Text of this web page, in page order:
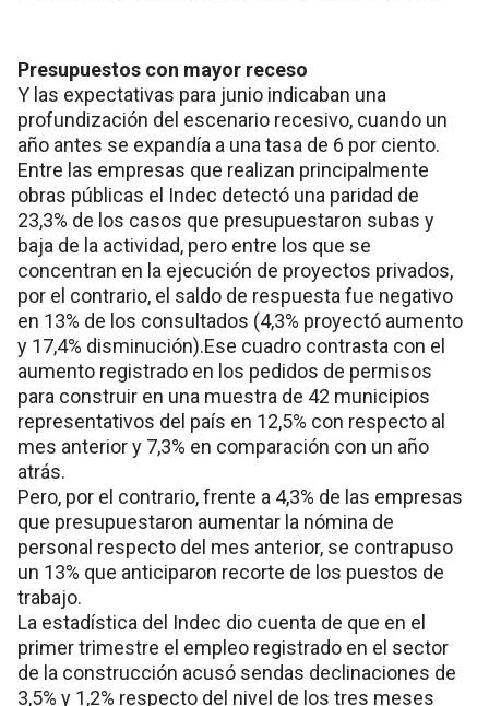
Presupuestos con mayor receso
Y las expectativas para junio indicaban una
profundización del escenario recesivo, cuando un
año antes se expandía a una tasa de 6 por ciento.
Entre las empresas que realizan principalmente
obras públicas el Indec detectó una paridad de
23,3% de los casos que presupuestaron subas y
baja de la actividad, pero entre los que se
concentran en la ejecución de proyectos privados,
por el contrario, el saldo de respuesta fue negativo
en 13% de los consultados (4,3% proyectó aumento
y 17,4% disminución).Ese cuadro contrasta con el
aumento registrado en los pedidos de permisos
para construir en una muestra de 42 municipios
representativos del país en 12,5% con respecto al
mes anterior y 7,3% en comparación con un año
atrás.
Pero, por el contrario, frente a 4,3% de las empresas
que presupuestaron aumentar la nómina de
personal respecto del mes anterior, se contrapuso
un 13% que anticiparon recorte de los puestos de
trabajo.
La estadística del Indec dio cuenta de que en el
primer trimestre el empleo registrado en el sector
de la construcción acusó sendas declinaciones de
3,5% y 1,2% respecto del nivel de los tres meses